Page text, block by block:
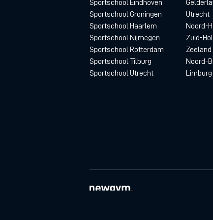
Sportschool Eindhoven
Sportschool Groningen
Sportschool Haarlem
Sportschool Nijmegen
Sportschool Rotterdam
Sportschool Tilburg
Sportschool Utrecht
Utrecht
Noord-
Zuid-
Zeeland
Noord-
Limburg